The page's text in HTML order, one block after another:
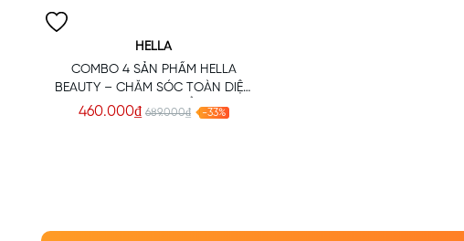
Đặc điểm nổi bật:
✔️Làm sạch sâu, loại bỏ lớp sừng, bụi bẩn và dầu thừa trên da
Alpha-Arbutin hỗ trợ dưỡng trắng, cải thiện tone da
Thành phần thảo mộc tự nhiên an toàn cho da
Công dụng:
HELLA
COMBO 4 SẢN PHẨM HELLA
BEAUTY – CHĂM SÓC TOÀN DIỆN
CHO CƠ THỂ
460.000₫ 689.000₫ -33%